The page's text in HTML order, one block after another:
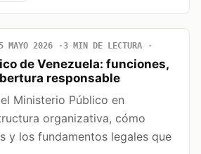
MAYO 2026 3 MIN DE LECTURA
de Venezuela: funciones,
responsable
Ministerio Público en
organizativa, cómo
y los fundamentos legales que